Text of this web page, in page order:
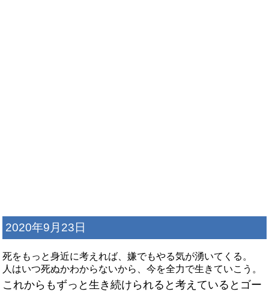
2020年9月23日
死をもっと身近に考えれば、嫌でもやる気が湧いてくる。
人はいつ死ぬかわからないから、今を全力で生きていこう。
これからもずっと生き続けられると考えているとゴー